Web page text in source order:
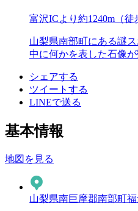
富沢ICより約1240m （徒
山梨県南部町にある謎
中に何かを表した石像が
シェアする
ツイートする
LINEで送る
基本情報
地図を見る
山梨県南巨摩郡南部町